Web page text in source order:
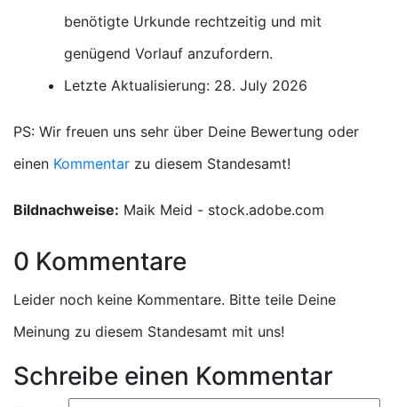
benötigte Urkunde rechtzeitig und mit
genügend Vorlauf anzufordern.
Letzte Aktualisierung: 28. July 2026
PS: Wir freuen uns sehr über Deine Bewertung oder
einen Kommentar zu diesem Standesamt!
Bildnachweise: Maik Meid - stock.adobe.com
0 Kommentare
Leider noch keine Kommentare. Bitte teile Deine
Meinung zu diesem Standesamt mit uns!
Schreibe einen Kommentar